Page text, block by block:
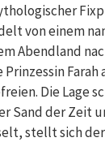
von einem
Abendland
Farah
Die Lage
Sand der Zeit
stellt sich